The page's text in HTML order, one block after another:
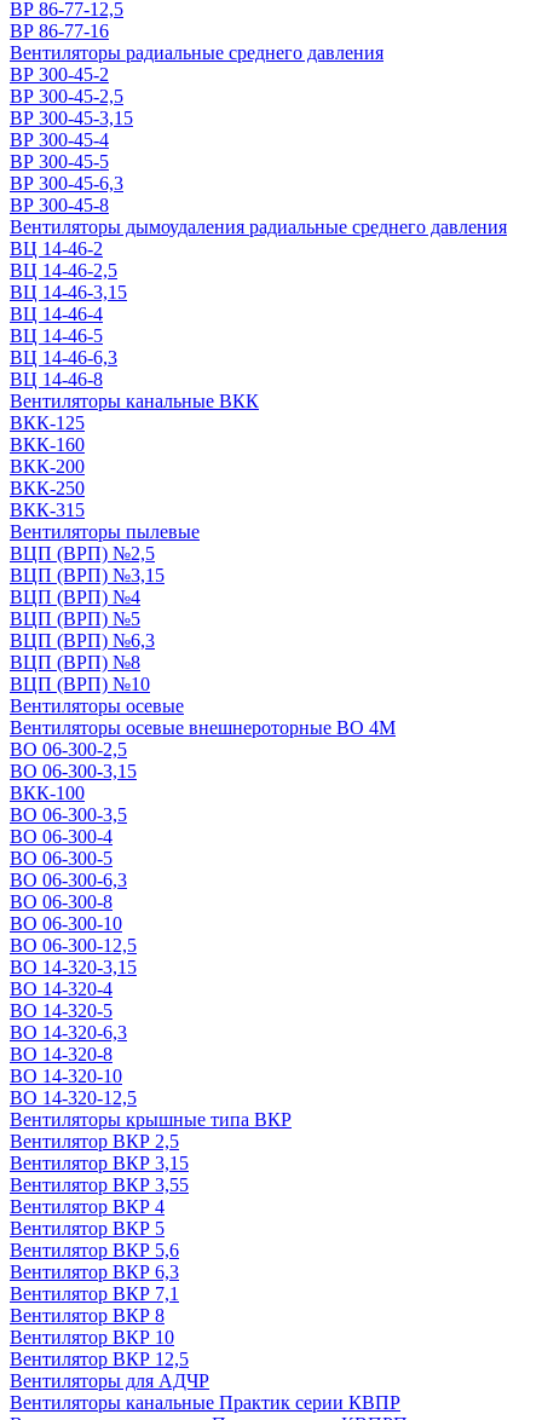
ВР 86-77-12,5
ВР 86-77-16
Вентиляторы радиальные среднего давления
ВР 300-45-2
ВР 300-45-2,5
ВР 300-45-3,15
ВР 300-45-4
ВР 300-45-5
ВР 300-45-6,3
ВР 300-45-8
Вентиляторы дымоудаления радиальные среднего давления
ВЦ 14-46-2
ВЦ 14-46-2,5
ВЦ 14-46-3,15
ВЦ 14-46-4
ВЦ 14-46-5
ВЦ 14-46-6,3
ВЦ 14-46-8
Вентиляторы канальные ВКК
ВКК-125
ВКК-160
ВКК-200
ВКК-250
ВКК-315
Вентиляторы пылевые
ВЦП (ВРП) №2,5
ВЦП (ВРП) №3,15
ВЦП (ВРП) №4
ВЦП (ВРП) №5
ВЦП (ВРП) №6,3
ВЦП (ВРП) №8
ВЦП (ВРП) №10
Вентиляторы осевые
Вентиляторы осевые внешнероторные ВО 4М
ВО 06-300-2,5
ВО 06-300-3,15
ВКК-100
ВО 06-300-3,5
ВО 06-300-4
ВО 06-300-5
ВО 06-300-6,3
ВО 06-300-8
ВО 06-300-10
ВО 06-300-12,5
ВО 14-320-3,15
ВО 14-320-4
ВО 14-320-5
ВО 14-320-6,3
ВО 14-320-8
ВО 14-320-10
ВО 14-320-12,5
Вентиляторы крышные типа ВКР
Вентилятор ВКР 2,5
Вентилятор ВКР 3,15
Вентилятор ВКР 3,55
Вентилятор ВКР 4
Вентилятор ВКР 5
Вентилятор ВКР 5,6
Вентилятор ВКР 6,3
Вентилятор ВКР 7,1
Вентилятор ВКР 8
Вентилятор ВКР 10
Вентилятор ВКР 12,5
Вентиляторы для АДЧР
Вентиляторы канальные Практик серии КВПР